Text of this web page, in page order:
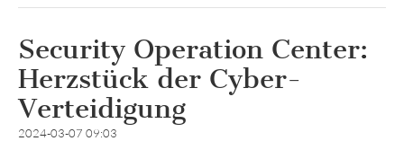
Security Operation Center:
Herzstück der Cyber-
Verteidigung
2024-03-07 09:03